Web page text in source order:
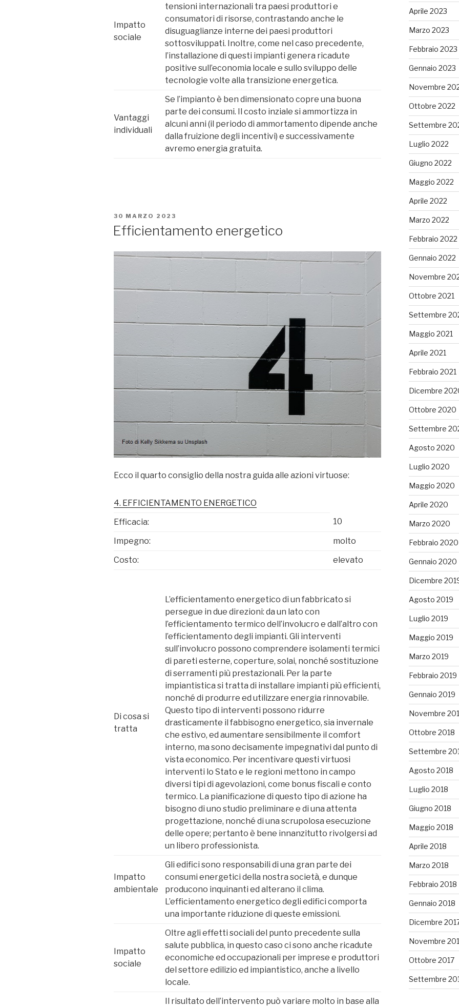
Impatto
sociale
tensioni internazionali tra paesi produttori e
consumatori di risorse, contrastando anche le
disuguaglianze interne dei paesi produttori
sottosviluppati. Inoltre, come nel caso precedente,
l’installazione di questi impianti genera ricadute
positive sull’economia locale e sullo sviluppo delle
tecnologie volte alla transizione energetica.
Vantaggi
individuali
Se l’impianto è ben dimensionato copre una buona
parte dei consumi. Il costo inziale si ammortizza in
alcuni anni (il periodo di ammortamento dipende anche
dalla fruizione degli incentivi) e successivamente
avremo energia gratuita.
PUBBLICATO
30 MARZO 2023
Efficientamento energetico
Ecco il quarto consiglio della nostra guida alle azioni virtuose:
4. EFFICIENTAMENTO ENERGETICO
Efficacia:
10
Impegno:
molto
Costo:
elevato
Di cosa si
tratta
L’efficientamento energetico di un fabbricato si
persegue in due direzioni: da un lato con
l’efficientamento termico dell’involucro e dall’altro con
l’efficientamento degli impianti. Gli interventi
sull’involucro possono comprendere isolamenti termici
di pareti esterne, coperture, solai, nonché sostituzione
di serramenti più prestazionali. Per la parte
impiantistica si tratta di installare impianti più efficienti,
nonché di produrre ed utilizzare energia rinnovabile.
Questo tipo di interventi possono ridurre
drasticamente il fabbisogno energetico, sia invernale
che estivo, ed aumentare sensibilmente il comfort
interno, ma sono decisamente impegnativi dal punto di
vista economico. Per incentivare questi virtuosi
interventi lo Stato e le regioni mettono in campo
diversi tipi di agevolazioni, come bonus fiscali e conto
termico. La pianificazione di questo tipo di azione ha
bisogno di uno studio preliminare e di una attenta
progettazione, nonché di una scrupolosa esecuzione
delle opere; pertanto è bene innanzitutto rivolgersi ad
un libero professionista.
Impatto
ambientale
Gli edifici sono responsabili di una gran parte dei
consumi energetici della nostra società, e dunque
producono inquinanti ed alterano il clima.
L’efficientamento energetico degli edifici comporta
una importante riduzione di queste emissioni.
Impatto
sociale
Oltre agli effetti sociali del punto precedente sulla
salute pubblica, in questo caso ci sono anche ricadute
economiche ed occupazionali per imprese e produttori
del settore edilizio ed impiantistico, anche a livello
locale.
Il risultato dell’intervento può variare molto in base alla
Aprile 2023
Marzo 2023
Febbraio 2023
Gennaio 2023
Novembre
Ottobre 2022
Settembre
Luglio 2022
Giugno 2022
Maggio 2022
Aprile 2022
Marzo 2022
Febbraio 2022
Gennaio 2022
Novembre
Ottobre 2021
Settembre
Maggio 2021
Aprile 2021
Febbraio 2021
Dicembre
Ottobre 2020
Settembre
Agosto 2020
Luglio 2020
Maggio 2020
Aprile 2020
Marzo 2020
Febbraio 2020
Gennaio 2020
Dicembre
Agosto 2019
Luglio 2019
Maggio 2019
Marzo 2019
Febbraio 2019
Gennaio 2019
Novembre
Ottobre 2018
Settembre
Agosto 2018
Luglio 2018
Giugno 2018
Maggio 2018
Aprile 2018
Marzo 2018
Febbraio 2018
Gennaio 2018
Dicembre
Novembre
Ottobre 2017
Settembre